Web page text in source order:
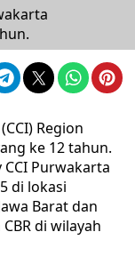
Region
ke 12 tahun.
Purwakarta
di lokasi
Barat dan
di wilayah